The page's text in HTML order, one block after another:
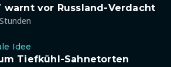
warnt vor Russland-Verdacht
Idee
Tiefkühl-Sahnetorten